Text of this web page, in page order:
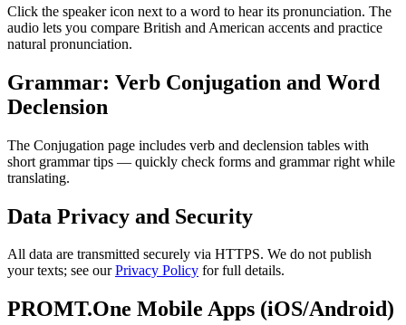
Click the speaker icon next to a word to hear its pronunciation. The
audio lets you compare British and American accents and practice
natural pronunciation.
Grammar: Verb Conjugation and Word
Declension
The Conjugation page includes verb and declension tables with
short grammar tips — quickly check forms and grammar right while
translating.
Data Privacy and Security
All data are transmitted securely via HTTPS. We do not publish
your texts; see ourPrivacy Policy for full details.
PROMT.One Mobile Apps (iOS/Android)